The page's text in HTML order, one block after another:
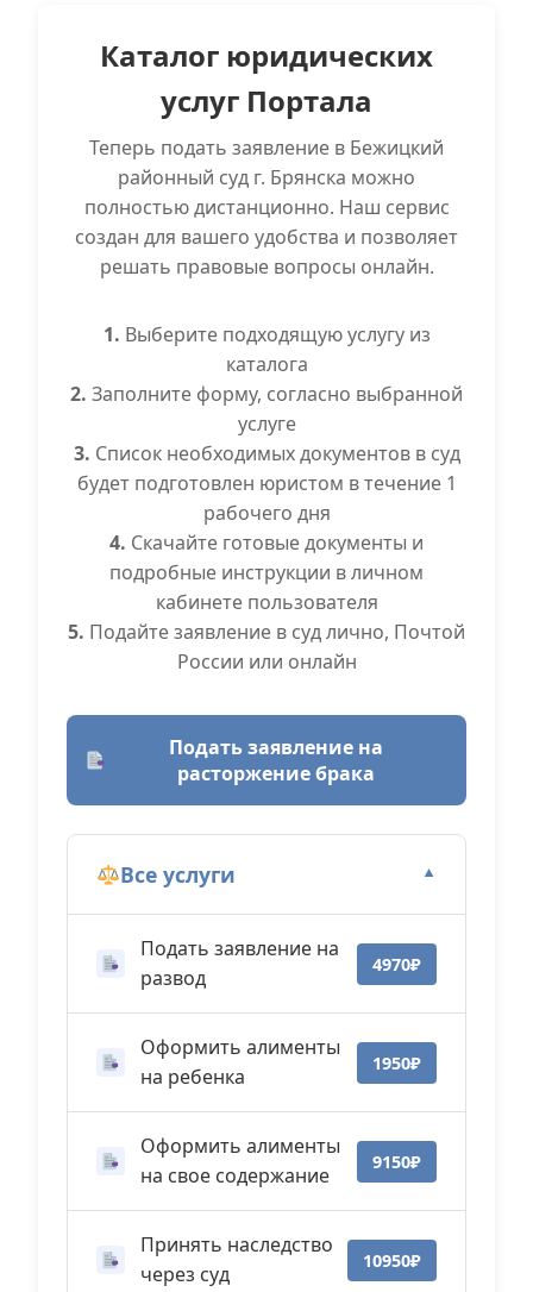
Каталог юридических
услуг Портала
Теперь подать заявление в Бежицкий
районный суд г. Брянска можно
полностью дистанционно. Наш сервис
создан для вашего удобства и позволяет
решать правовые вопросы онлайн.
1. Выберите подходящую услугу из
каталога
2. Заполните форму, согласно выбранной
услуге
3. Список необходимых документов в суд
будет подготовлен юристом в течение 1
рабочего дня
4. Скачайте готовые документы и
подробные инструкции в личном
кабинете пользователя
5. Подайте заявление в суд лично, Почтой
России или онлайн
Подать заявление на
расторжение брака
Все услуги ▼
Подать заявление на
развод
4970₽
Оформить алименты
на ребенка
1950₽
Оформить алименты
на свое содержание
9150₽
Принять наследство
через суд
10950₽